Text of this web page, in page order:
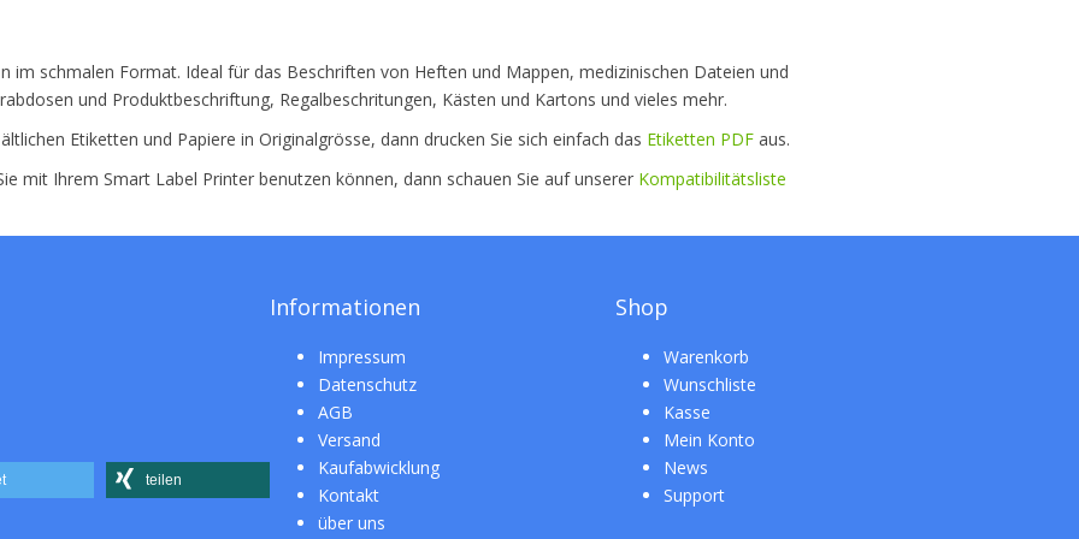
im schmalen Format. Ideal für das Beschriften von Heften und Mappen, medizinischen Dateien und
und Produktbeschriftung, Regalbeschritungen, Kästen und Kartons und vieles mehr.
Etiketten und Papiere in Originalgrösse, dann drucken Sie sich einfach das Etiketten PDF aus.
mit Ihrem Smart Label Printer benutzen können, dann schauen Sie auf unserer Kompatibilitätsliste
teilen
Informationen
Impressum
Datenschutz
AGB
Versand
Kaufabwicklung
Kontakt
über uns
Shop
Warenkorb
Wunschliste
Kasse
Mein Konto
News
Support